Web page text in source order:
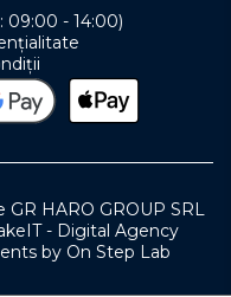
09:00 - 14:00)
HARO GROUP SRL
- Digital Agency
by On Step Lab